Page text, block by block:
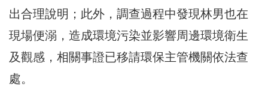
出合理說明；此外，調查過程中發現林男也在
現場便溺，造成環境污染並影響周邊環境衛生
及觀感，相關事證已移請環保主管機關依法查
處。